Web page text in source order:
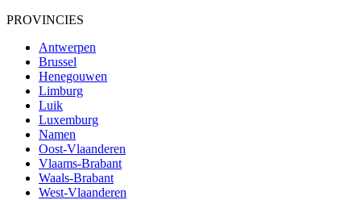
PROVINCIES
Antwerpen
Brussel
Henegouwen
Limburg
Luik
Luxemburg
Namen
Oost-Vlaanderen
Vlaams-Brabant
Waals-Brabant
West-Vlaanderen